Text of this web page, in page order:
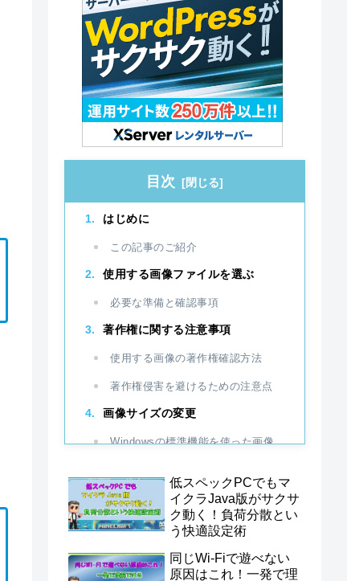
目次
はじめに
この記事のご紹介
使用する画像ファイルを選ぶ
必要な準備と確認事項
著作権に関する注意事項
使用する画像の著作権確認方法
著作権侵害を避けるための注意点
画像サイズの変更
Windowsの標準機能を使った画像
サイズ変更時の注意点
画像形式の変更
使用する画像ファイルの形式（拡張
子）について
低スペックPCでもマ
イクラJava版がサクサ
ク動く！負荷分散とい
う快適設定術
同じWi‑Fiで遊べない
原因はこれ！一発で理